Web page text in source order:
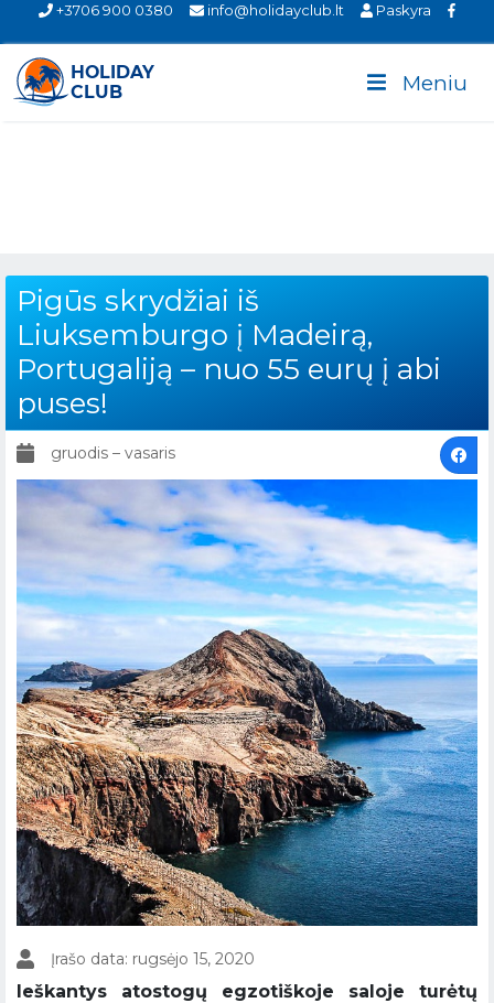
+3706 900 0380 info@holidayclub.lt Paskyra
Meniu
Pigūs skrydžiai iš
Liuksemburgo į Madeirą,
Portugaliją – nuo 55 eurų į abi
puses!
gruodis – vasaris
Įrašo data: rugsėjo 15, 2020
Ieškantys atostogų egzotiškoje saloje turėtų